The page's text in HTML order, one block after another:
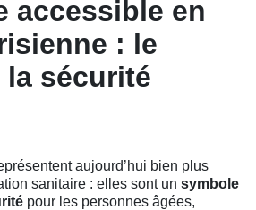
accessible en
: le
sécurité
aujourd’hui bien plus
sanitaire : elles sont un symbole
pour les personnes âgées,